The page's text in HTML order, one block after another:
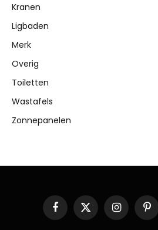
Kranen
Ligbaden
Merk
Overig
Toiletten
Wastafels
Zonnepanelen
Facebook
X
(Twitter)
Instagram